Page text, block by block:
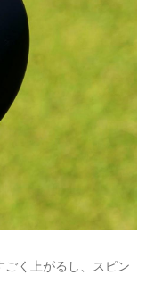
く上がるし、スピン